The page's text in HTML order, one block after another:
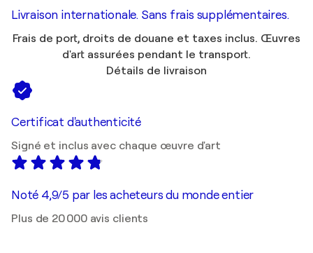
Livraison internationale. Sans frais supplémentaires.
Frais de port, droits de douane et taxes inclus. Œuvres
d'art assurées pendant le transport.
Détails de livraison
Certificat d'authenticité
Signé et inclus avec chaque œuvre d'art
Noté 4,9/5 par les acheteurs du monde entier
Plus de 20 000 avis clients